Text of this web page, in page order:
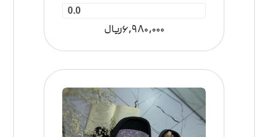
0.0
6,980,000ریال